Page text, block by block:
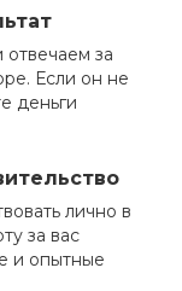
такой
за
Если он не
деньги
лично в
за вас
и опытные